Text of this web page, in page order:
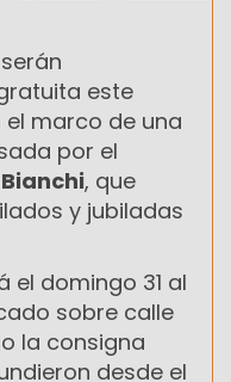
este
marco de una
por el
, que
y jubiladas
el domingo 31 al
sobre calle
la consigna
desde el